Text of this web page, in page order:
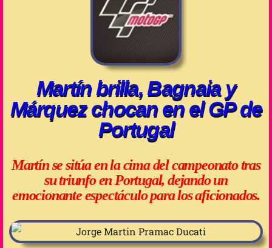
Martín brilla, Bagnaia y
Márquez chocan en el GP de
Portugal
Martín se sitúa en la cima del campeonato tras
su triunfo en Portugal, dejando un
emocionante espectáculo para los aficionados.